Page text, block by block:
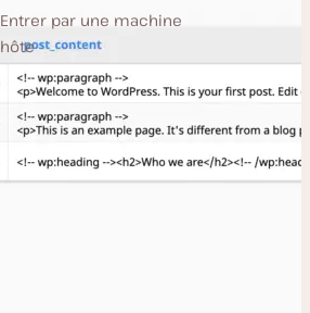
Entrer par une machine
hôte